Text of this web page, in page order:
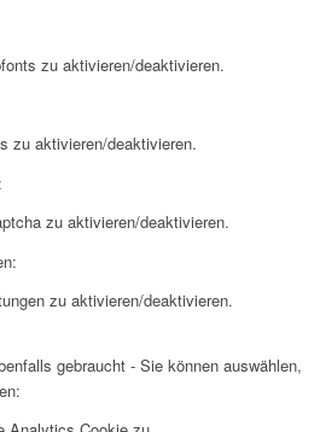
zu aktivieren/deaktivieren.
zu aktivieren/deaktivieren.
zu aktivieren/deaktivieren.
zu aktivieren/deaktivieren.
gebraucht - Sie können auswählen,